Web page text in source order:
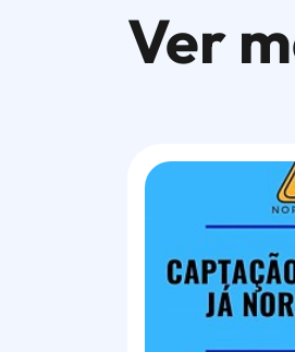
Ver mais notícias
Ver